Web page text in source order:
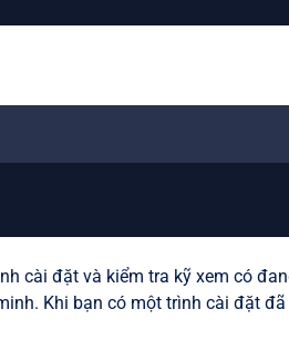
cài đặt và kiểm tra kỹ xem có
Khi bạn có một trình cài đặt